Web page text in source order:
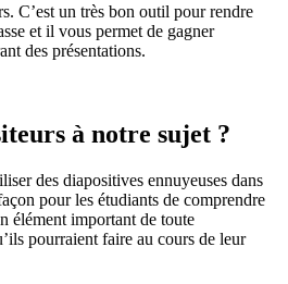
C’est un très bon outil pour rendre
et il vous permet de gagner
des présentations.
à notre sujet ?
des diapositives ennuyeuses dans
pour les étudiants de comprendre
élément important de toute
pourraient faire au cours de leur